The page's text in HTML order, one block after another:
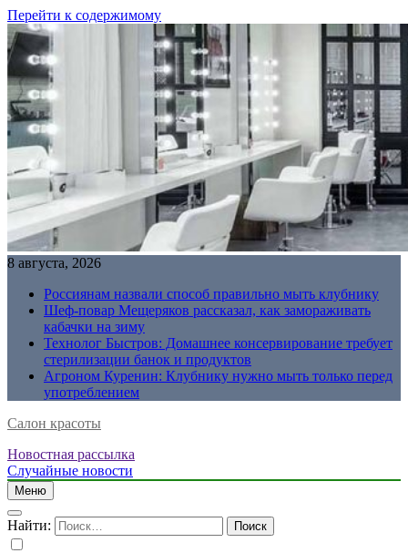
Перейти к содержимому
8 августа, 2026
Россиянам назвали способ правильно мыть клубнику
Шеф-повар Мещеряков рассказал, как замораживать
кабачки на зиму
Технолог Быстров: Домашнее консервирование требует
стерилизации банок и продуктов
Агроном Куренин: Клубнику нужно мыть только перед
употреблением
Салон красоты
Новостная рассылка
Случайные новости
Меню
Найти: